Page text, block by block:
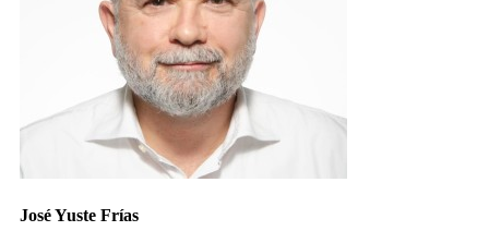
José Yuste Frías